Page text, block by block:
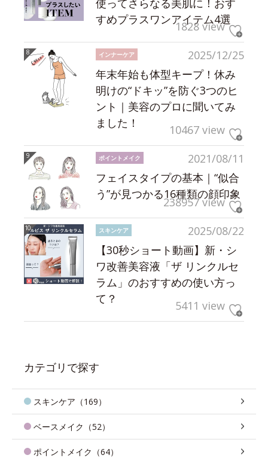
すめプラスワンアイテム4選
1828 view
2025/12/25
インナーケア
年末年始も体型キープ！休み
明けの“ドキッ”を防ぐ3つのヒ
ント｜美容のプロに聞いてみ
ました！
10467 view
2021/08/11
ポイントメイク
フェイスタイプの基本｜“似合
う”が見つかる16種類の顔印象
238957 view
2025/08/22
スキンケア
【30秒ショート動画】新・シ
ワ改善美容液「ザ リンクルセ
ラム」のおすすめの使い方っ
て？
5411 view
カテゴリで探す
スキンケア（169）
ベースメイク（52）
ポイントメイク（64）